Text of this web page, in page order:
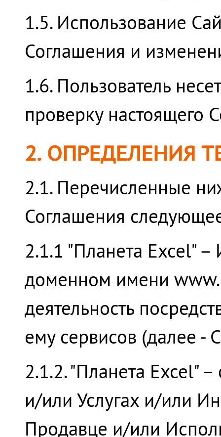
1.5. Использование
Соглашения и
1.6. Пользователь
проверку настоящего
2. ОПРЕДЕЛЕНИЯ
2.1. Перечисленные
Соглашения
2.1.1 "Планета Excel"
доменном имени
деятельность
ему сервисов (далее -
2.1.2. "Планета Excel"
и/или Услугах и/или
Продавце и/или